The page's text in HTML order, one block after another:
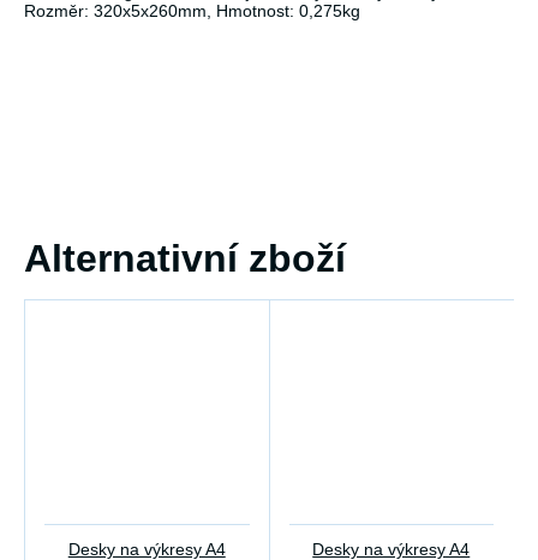
Rozměr: 320x5x260mm, Hmotnost: 0,275kg
Alternativní zboží
Desky na výkresy A4
Desky na výkresy A4